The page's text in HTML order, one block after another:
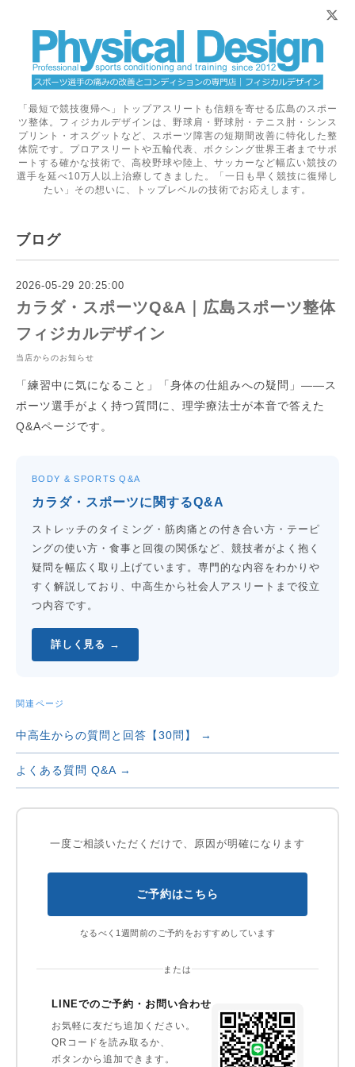
「最短で競技復帰へ」トップアスリートも信頼を寄せる広島のスポー
ツ整体。フィジカルデザインは、野球肩・野球肘・テニス肘・シンス
プリント・オスグットなど、スポーツ障害の短期間改善に特化した整
体院です。プロアスリートや五輪代表、ボクシング世界王者までサポ
ートする確かな技術で、高校野球や陸上、サッカーなど幅広い競技の
選手を延べ10万人以上治療してきました。「一日も早く競技に復帰し
たい」その想いに、トップレベルの技術でお応えします。
ブログ
2026-05-29 20:25:00
カラダ・スポーツQ&A｜広島スポーツ整体
フィジカルデザイン
当店からのお知らせ
「練習中に気になること」「身体の仕組みへの疑問」——ス
ポーツ選手がよく持つ質問に、理学療法士が本音で答えた
Q&Aページです。
BODY & SPORTS Q&A
カラダ・スポーツに関するQ&A
ストレッチのタイミング・筋肉痛との付き合い方・テーピ
ングの使い方・食事と回復の関係など、競技者がよく抱く
疑問を幅広く取り上げています。専門的な内容をわかりや
すく解説しており、中高生から社会人アスリートまで役立
つ内容です。
詳しく見る →
関連ページ
中高生からの質問と回答【30問】 →
よくある質問 Q&A →
一度ご相談いただくだけで、原因が明確になります
ご予約はこちら
なるべく1週間前のご予約をおすすめしています
または
LINEでのご予約・お問い合わせ
お気軽に友だち追加ください。
QRコードを読み取るか、
ボタンから追加できます。